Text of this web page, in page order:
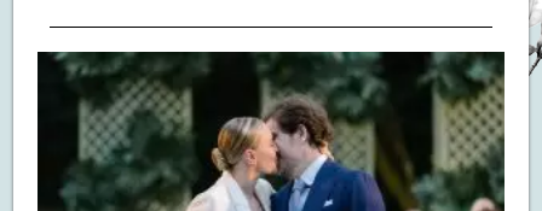
WILL YOU MARRY ME?
LUA DE MEL
COZINHA
DECORAÇÃO
DE NOIVA PRA NOIVA